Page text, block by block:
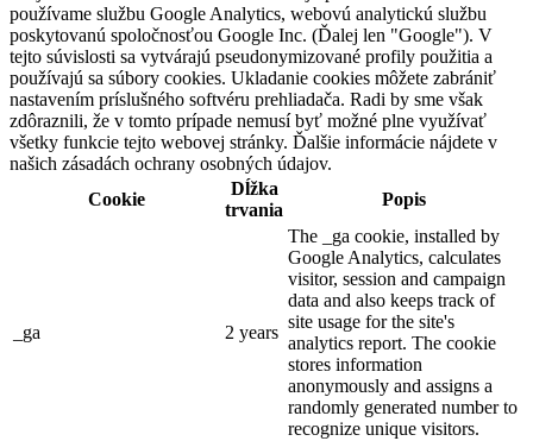
používame službu Google Analytics, webovú analytickú službu
poskytovanú spoločnosťou Google Inc. (Ďalej len "Google"). V
tejto súvislosti sa vytvárajú pseudonymizované profily použitia a
používajú sa súbory cookies. Ukladanie cookies môžete zabrániť
nastavením príslušného softvéru prehliadača. Radi by sme však
zdôraznili, že v tomto prípade nemusí byť možné plne využívať
všetky funkcie tejto webovej stránky. Ďalšie informácie nájdete v
našich zásadách ochrany osobných údajov.
Cookie
Dĺžka
trvania
Popis
_ga 2 years
The _ga cookie, installed by
Google Analytics, calculates
visitor, session and campaign
data and also keeps track of
site usage for the site's
analytics report. The cookie
stores information
anonymously and assigns a
randomly generated number to
recognize unique visitors.